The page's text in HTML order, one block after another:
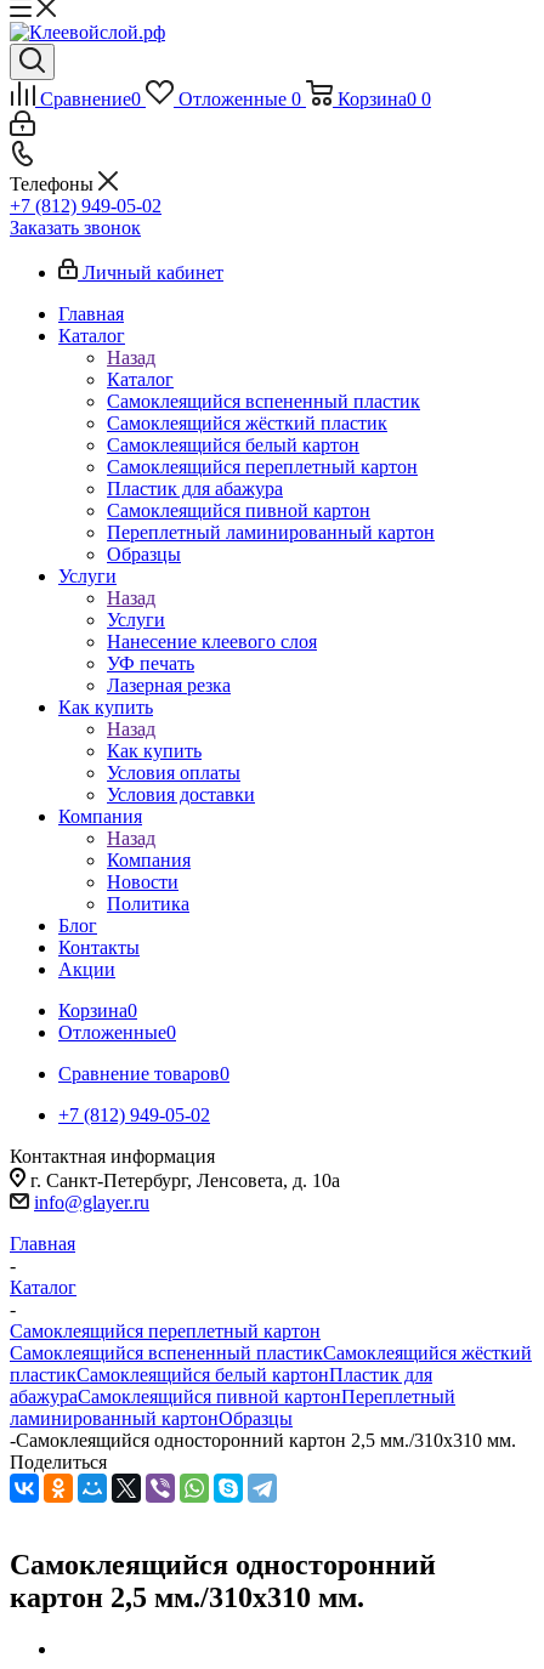
Сравнение0 Отложенные 0 Корзина0 0
Телефоны
+7 (812) 949-05-02
Заказать звонок
Личный кабинет
Главная
Каталог
Назад
Каталог
Самоклеящийся вспененный пластик
Самоклеящийся жёсткий пластик
Самоклеящийся белый картон
Самоклеящийся переплетный картон
Пластик для абажура
Самоклеящийся пивной картон
Переплетный ламинированный картон
Образцы
Услуги
Назад
Услуги
Нанесение клеевого слоя
УФ печать
Лазерная резка
Как купить
Назад
Как купить
Условия оплаты
Условия доставки
Компания
Назад
Компания
Новости
Политика
Блог
Контакты
Акции
Корзина0
Отложенные0
Сравнение товаров0
+7 (812) 949-05-02
Контактная информация
г. Санкт-Петербург, Ленсовета, д. 10а
info@glayer.ru
Главная
-
Каталог
-
Самоклеящийся переплетный картон
Самоклеящийся вспененный пластикСамоклеящийся жёсткий
пластикСамоклеящийся белый картонПластик для
абажураСамоклеящийся пивной картонПереплетный
ламинированный картонОбразцы
-Самоклеящийся односторонний картон 2,5 мм./310х310 мм.
Поделиться
Самоклеящийся односторонний
картон 2,5 мм./310х310 мм.